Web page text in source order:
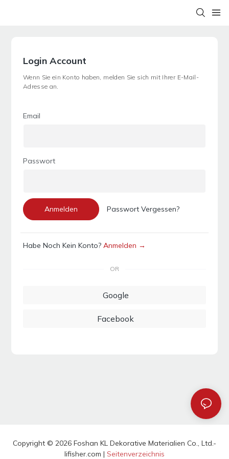
Login Account
Wenn Sie ein Konto haben, melden Sie sich mit Ihrer E-Mail-
Adresse an.
Email
Passwort
Anmelden Passwort Vergessen?
Habe Noch Kein Konto? Anmelden →
OR
Google
Facebook
Copyright © 2026 Foshan KL Dekorative Materialien Co., Ltd.-
lifisher.com | Seitenverzeichnis